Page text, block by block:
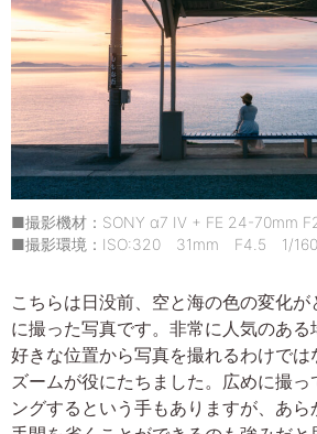
■撮影機材：SONY α7 IV + FE 24-70mm
■撮影環境：ISO:320 31mm F4.5 1/
こちらは日没前、空と海の色の変化
に撮った写真です。非常に人気のあ
好きな位置から写真を撮れるわけでは
ズームが役にたちました。広めに撮っ
ングするという手もありますが、あら